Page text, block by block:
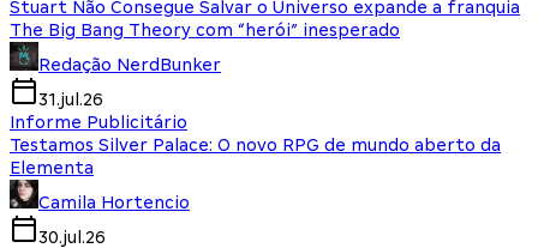
Stuart Não Consegue Salvar o Universo expande a franquia
The Big Bang Theory com “herói” inesperado
Redação NerdBunker
31.jul.26
Informe Publicitário
Testamos Silver Palace: O novo RPG de mundo aberto da
Elementa
Camila Hortencio
30.jul.26